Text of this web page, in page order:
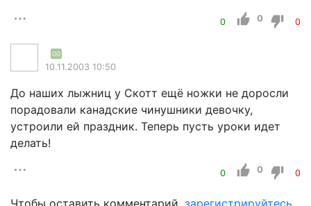
0 0 0
00
10.11.2003 10:50
До наших лыжниц у Скотт ещё ножки не доросли
порадовали канадские чинушники девочку,
устроили ей праздник. Теперь пусть уроки идет
делать!
0 0 0